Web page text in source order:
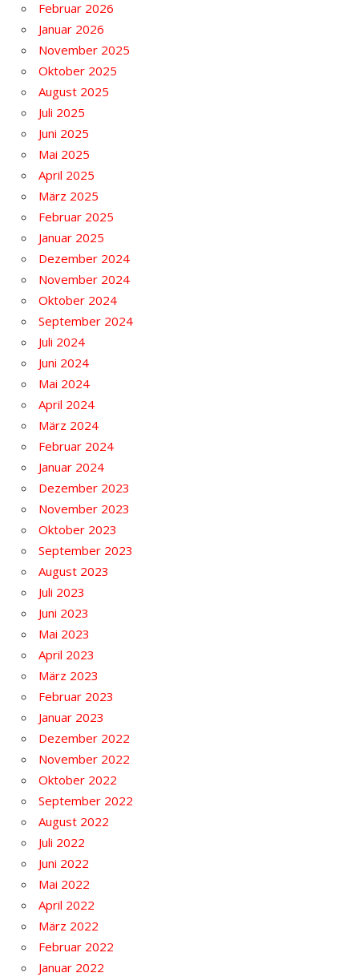
Februar 2026
Januar 2026
November 2025
Oktober 2025
August 2025
Juli 2025
Juni 2025
Mai 2025
April 2025
März 2025
Februar 2025
Januar 2025
Dezember 2024
November 2024
Oktober 2024
September 2024
Juli 2024
Juni 2024
Mai 2024
April 2024
März 2024
Februar 2024
Januar 2024
Dezember 2023
November 2023
Oktober 2023
September 2023
August 2023
Juli 2023
Juni 2023
Mai 2023
April 2023
März 2023
Februar 2023
Januar 2023
Dezember 2022
November 2022
Oktober 2022
September 2022
August 2022
Juli 2022
Juni 2022
Mai 2022
April 2022
März 2022
Februar 2022
Januar 2022